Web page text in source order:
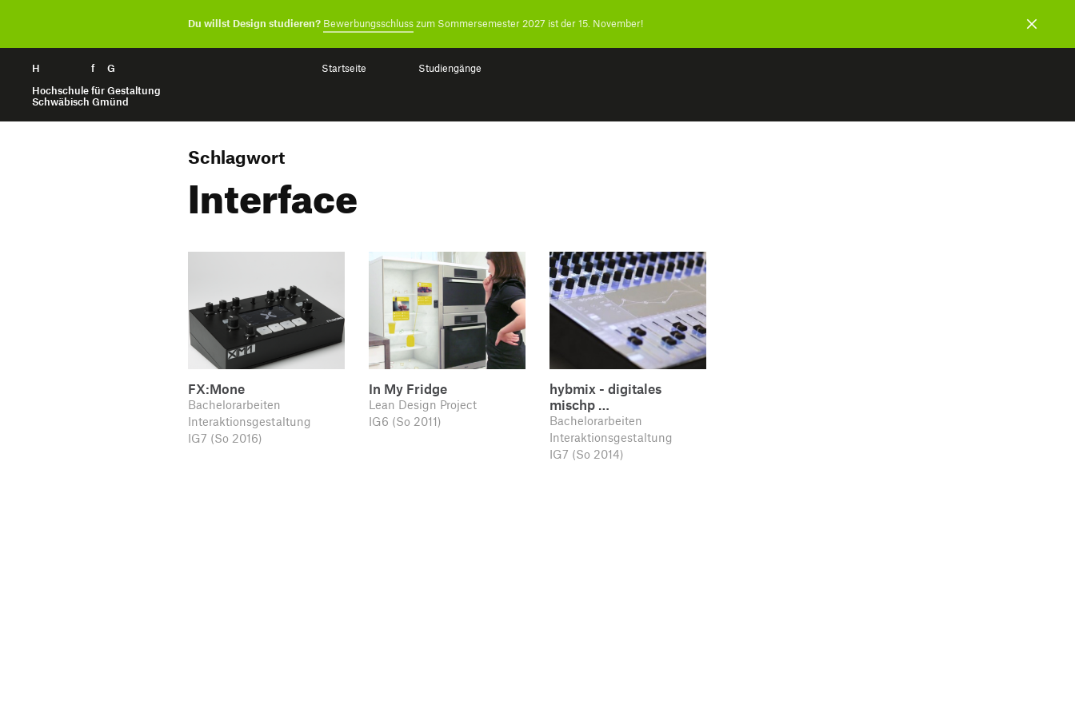
H f
G
Hochschule für Gestaltung
Schwäbisch Gmünd
Zum Seiteninhalt springen Startseite Studiengänge
Du willst Design studieren? Bewerbungsschlusszum Sommersemester 2027 ist der 15. November!
Schlagwort
Interface
FX:Mone
Bachelorarbeiten
Interaktionsgestaltung
IG7 (So 2016)
In My Fridge
Lean Design Project
IG6 (So 2011)
hybmix - digitales
mischp …
Bachelorarbeiten
Interaktionsgestaltung
IG7 (So 2014)